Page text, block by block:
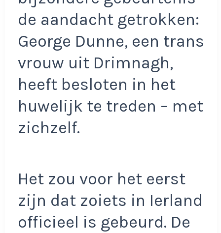
de aandacht getrokken:
George Dunne, een trans
vrouw uit Drimnagh,
heeft besloten in het
huwelijk te treden – met
zichzelf.
Het zou voor het eerst
zijn dat zoiets in Ierland
officieel is gebeurd. De